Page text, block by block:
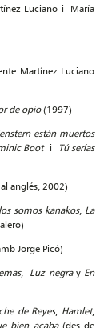
Luciano i María
Martínez Luciano
de opio(1997)
están muertos
Booti
Tú serías
anglés, 2002)
somos kanakos, La
Jorge Picó)
, Luz negra yEn
de Reyes, Hamlet,
bien acaba(des de